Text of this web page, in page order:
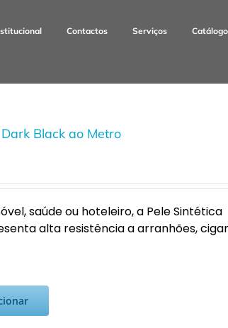
Contactos Serviços
Black ao Metro
saúde ou hoteleiro, a Pele Sintética
alta resistência a arranhões,